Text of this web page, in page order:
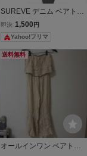
SUREVE デニム ベアトッ
プ サロペット オールイン
ワン ブラック
即決 1,500 円
Yahoo!フリマ
送料無料
オールインワン ベアトッ